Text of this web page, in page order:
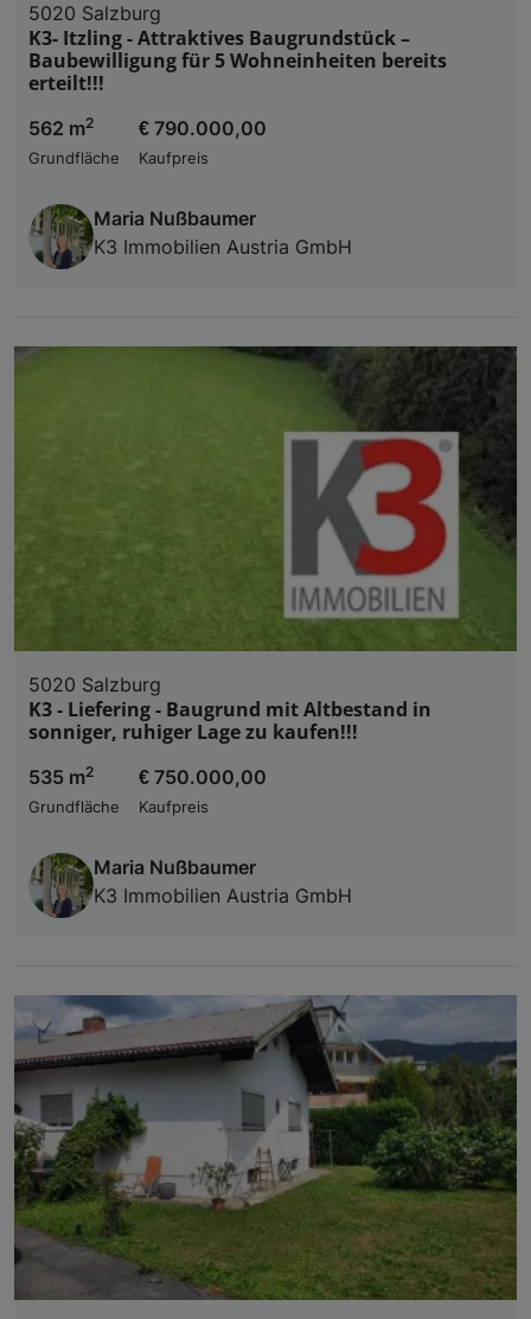
5020 Salzburg
K3- Itzling - Attraktives Baugrundstück –
Baubewilligung für 5 Wohneinheiten bereits
erteilt!!!
562 m2
Grundfläche
€ 790.000,00
Kaufpreis
Maria Nußbaumer
K3 Immobilien Austria GmbH
5020 Salzburg
K3 - Liefering - Baugrund mit Altbestand in
sonniger, ruhiger Lage zu kaufen!!!
535 m2
Grundfläche
€ 750.000,00
Kaufpreis
Maria Nußbaumer
K3 Immobilien Austria GmbH